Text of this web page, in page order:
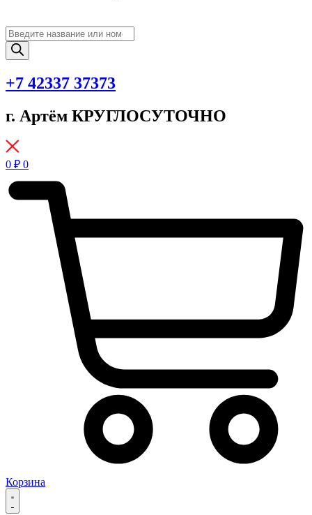
Поиск
товаров
+7 42337 37373
г. Артём КРУГЛОСУТОЧНО
0 ₽ 0
Корзина